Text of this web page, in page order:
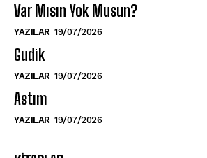
Var Mısın Yok Musun?
YAZILAR 19/07/2026
Gudik
YAZILAR 19/07/2026
Astım
YAZILAR 19/07/2026